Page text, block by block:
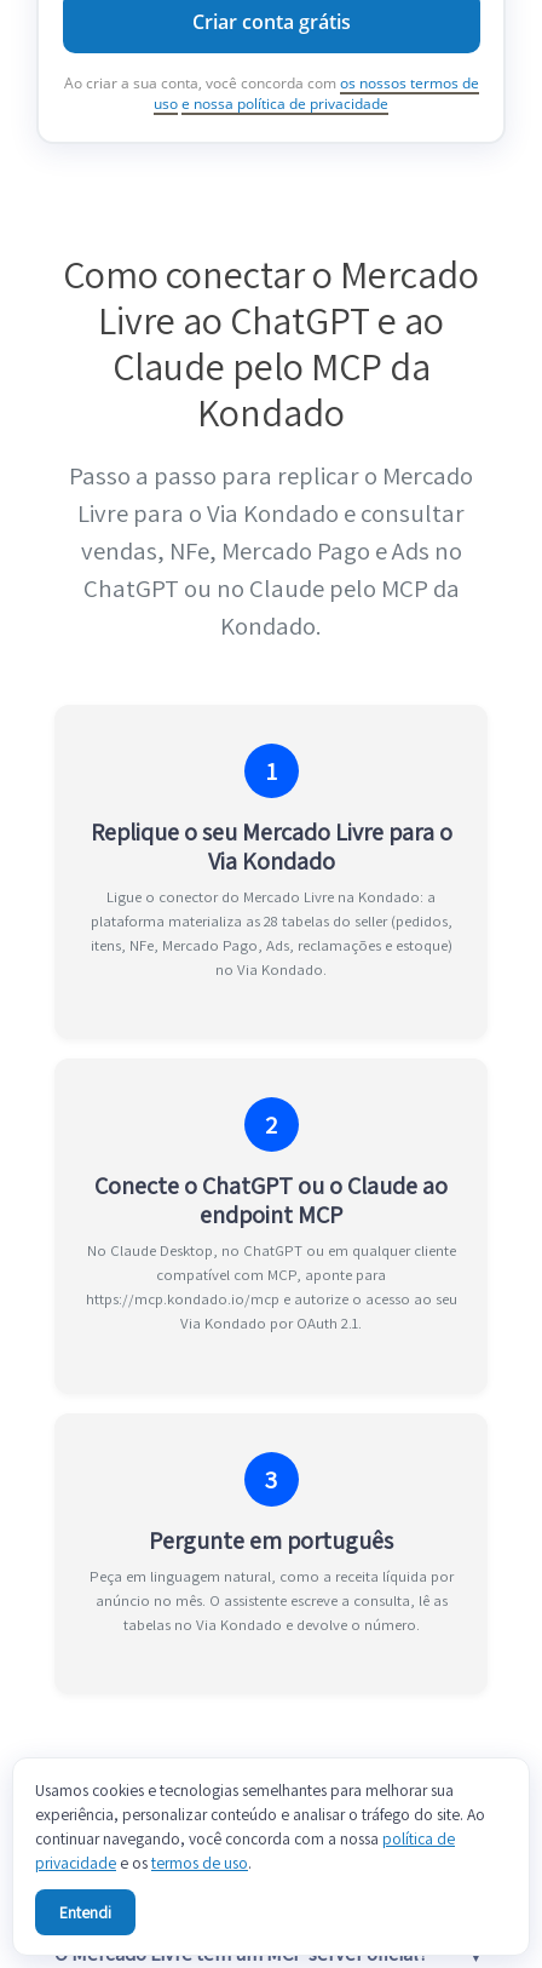
Criar conta grátis
Ao criar a sua conta, você concorda com os nossos termos de
uso e nossa política de privacidade
Como conectar o Mercado
Livre ao ChatGPT e ao
Claude pelo MCP da
Kondado
Passo a passo para replicar o Mercado
Livre para o Via Kondado e consultar
vendas, NFe, Mercado Pago e Ads no
ChatGPT ou no Claude pelo MCP da
Kondado.
1
Replique o seu Mercado Livre para o
Via Kondado
Ligue o conector do Mercado Livre na Kondado: a
plataforma materializa as 28 tabelas do seller (pedidos,
itens, NFe, Mercado Pago, Ads, reclamações e estoque)
no Via Kondado.
2
Conecte o ChatGPT ou o Claude ao
endpoint MCP
No Claude Desktop, no ChatGPT ou em qualquer cliente
compatível com MCP, aponte para
https://mcp.kondado.io/mcp e autorize o acesso ao seu
Via Kondado por OAuth 2.1.
3
Pergunte em português
Peça em linguagem natural, como a receita líquida por
anúncio no mês. O assistente escreve a consulta, lê as
tabelas no Via Kondado e devolve o número.
Perguntas frequentes
O Mercado Livre tem um MCP server oficial? ▼
Usamos cookies e tecnologias semelhantes para melhorar sua
experiência, personalizar conteúdo e analisar o tráfego do site. Ao
continuar navegando, você concorda com a nossa política de
privacidade e ostermos de uso.
Entendi